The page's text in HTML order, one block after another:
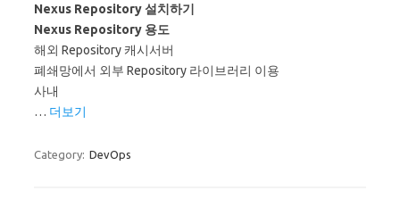
Nexus Repository 설치하기
Nexus Repository 용도
해외 Repository 캐시서버
폐쇄망에서 외부 Repository 라이브러리 이용
사내
… 더보기
Category: DevOps